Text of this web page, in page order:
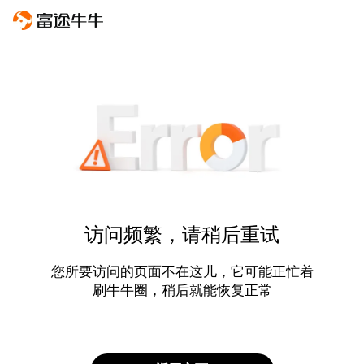
访问频繁，请稍后重试
您所要访问的页面不在这儿，它可能正忙着
刷牛牛圈，稍后就能恢复正常